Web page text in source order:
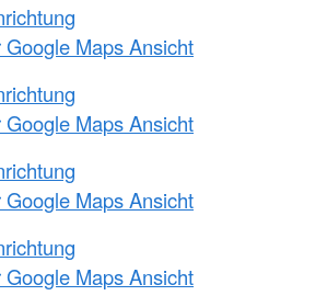
Google Maps Ansicht
Google Maps Ansicht
Google Maps Ansicht
Google Maps Ansicht